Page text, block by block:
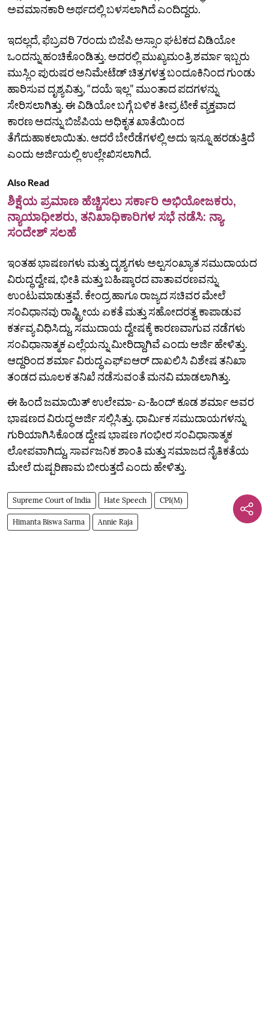
ಅವಮಾನಕಾರಿ ಅರ್ಥದಲ್ಲಿ ಬಳಸಲಾಗಿದೆ ಎಂದಿದ್ದರು.
ಇದಲ್ಲದೆ, ಫೆಬ್ರವರಿ 7ರಂದು ಬಿಜೆಪಿ ಅಸ್ಸಾಂ ಘಟಕದ ವಿಡಿಯೋ
ಒಂದನ್ನು ಹಂಚಿಕೊಂಡಿತ್ತು. ಅದರಲ್ಲಿ ಮುಖ್ಯಮಂತ್ರಿ ಶರ್ಮಾ ಇಬ್ಬರು
ಮುಸ್ಲಿಂ ಪುರುಷರ ಅನಿಮೇಟೆಡ್ ಚಿತ್ರಗಳತ್ತ ಬಂದೂಕಿನಿಂದ ಗುಂಡು
ಹಾರಿಸುವ ದೃಶ್ಯವಿತ್ತು, “ದಯೆ ಇಲ್ಲ” ಮುಂತಾದ ಪದಗಳನ್ನು
ಸೇರಿಸಲಾಗಿತ್ತು. ಈ ವಿಡಿಯೋ ಬಗ್ಗೆ ಬಳಿಕ ತೀವ್ರ ಟೀಕೆ ವ್ಯಕ್ತವಾದ
ಕಾರಣ ಅದನ್ನು ಬಿಜೆಪಿಯ ಅಧಿಕೃತ ಖಾತೆಯಿಂದ
ತೆಗೆದುಹಾಕಲಾಯಿತು. ಆದರೆ ಬೇರೆಡೆಗಳಲ್ಲಿ ಅದು ಇನ್ನೂ ಹರಡುತ್ತಿದೆ
ಎಂದು ಅರ್ಜಿಯಲ್ಲಿ ಉಲ್ಲೇಖಿಸಲಾಗಿದೆ.
Also Read
ಶಿಕ್ಷೆಯ ಪ್ರಮಾಣ ಹೆಚ್ಚಿಸಲು ಸರ್ಕಾರಿ ಅಭಿಯೋಜಕರು,
ನ್ಯಾಯಾಧೀಶರು, ತನಿಖಾಧಿಕಾರಿಗಳ ಸಭೆ ನಡೆಸಿ: ನ್ಯಾ.
ಸಂದೇಶ್‌ ಸಲಹೆ
ಇಂತಹ ಭಾಷಣಗಳು ಮತ್ತು ದೃಶ್ಯಗಳು ಅಲ್ಪಸಂಖ್ಯಾತ ಸಮುದಾಯದ
ವಿರುದ್ಧ ದ್ವೇಷ, ಭೀತಿ ಮತ್ತು ಬಹಿಷ್ಕಾರದ ವಾತಾವರಣವನ್ನು
ಉಂಟುಮಾಡುತ್ತವೆ. ಕೇಂದ್ರ ಹಾಗೂ ರಾಜ್ಯದ ಸಚಿವರ ಮೇಲೆ
ಸಂವಿಧಾನವು ರಾಷ್ಟ್ರೀಯ ಏಕತೆ ಮತ್ತು ಸಹೋದರತ್ವ ಕಾಪಾಡುವ
ಕರ್ತವ್ಯ ವಿಧಿಸಿದ್ದು, ಸಮುದಾಯ ದ್ವೇಷಕ್ಕೆ ಕಾರಣವಾಗುವ ನಡೆಗಳು
ಸಂವಿಧಾನಾತ್ಮಕ ಎಲ್ಲೆಯನ್ನು ಮೀರಿದ್ದಾಗಿವೆ ಎಂದು ಅರ್ಜಿ ಹೇಳಿತ್ತು.
ಆದ್ದರಿಂದ ಶರ್ಮಾ ವಿರುದ್ಧ ಎಫ್‌ಐಆರ್‌ ದಾಖಲಿಸಿ ವಿಶೇಷ ತನಿಖಾ
ತಂಡದ ಮೂಲಕ ತನಿಖೆ ನಡೆಸುವಂತೆ ಮನವಿ ಮಾಡಲಾಗಿತ್ತು.
ಈ ಹಿಂದೆ ಜಮಾಯಿತ್ ಉಲೇಮಾ- ಎ-ಹಿಂದ್ ಕೂಡ ಶರ್ಮಾ ಅವರ
ಭಾಷಣದ ವಿರುದ್ಧ ಅರ್ಜಿ ಸಲ್ಲಿಸಿತ್ತು. ಧಾರ್ಮಿಕ ಸಮುದಾಯಗಳನ್ನು
ಗುರಿಯಾಗಿಸಿಕೊಂಡ ದ್ವೇಷ ಭಾಷಣ ಗಂಭೀರ ಸಂವಿಧಾನಾತ್ಮಕ
ಲೋಪವಾಗಿದ್ದು, ಸಾರ್ವಜನಿಕ ಶಾಂತಿ ಮತ್ತು ಸಮಾಜದ ನೈತಿಕತೆಯ
ಮೇಲೆ ದುಷ್ಪರಿಣಾಮ ಬೀರುತ್ತದೆ ಎಂದು ಹೇಳಿತ್ತು.
Supreme Court of India Hate Speech CPI(M)
Himanta Biswa Sarma Annie Raja